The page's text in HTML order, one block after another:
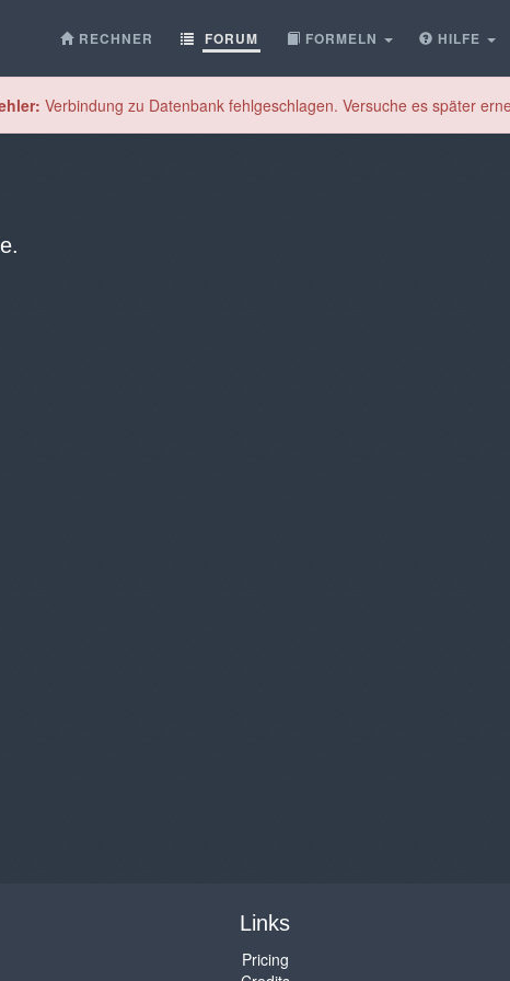
RECHNER FORUM FORMELN HILFE
Verbindung zu Datenbank fehlgeschlagen. Versuche es später
Links
Pricing